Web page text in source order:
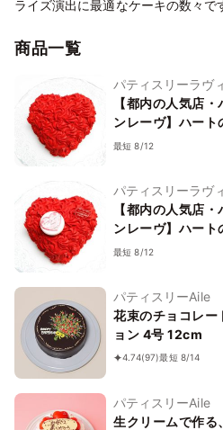
ライズ演出に最適なケーキの数々で
商品一覧
パティスリーラヴ
【都内の人気店
ンレーヴ】ハート
ケーキ5号
最短 8/12
パティスリーラヴ
【都内の人気店
ンレーヴ】ハート
ケーキ4号
最短 8/12
パティスリーAile
花束のチョコレー
ョン 4号 12cm
4.74(97)最短 8/14
パティスリーAile
生クリームで作る